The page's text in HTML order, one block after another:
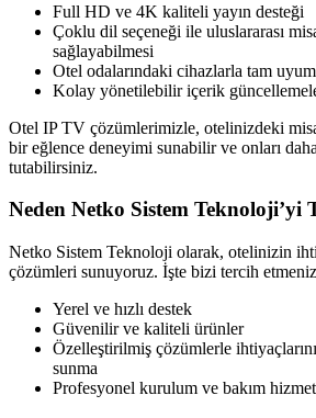
Full HD ve 4K kaliteli yayın desteği
Çoklu dil seçeneği ile uluslararası
sağlayabilmesi
Otel odalarındaki cihazlarla tam
Kolay yönetilebilir içerik
Otel IP TV çözümlerimizle, otelinizdeki
bir eğlence deneyimi sunabilir ve onları
tutabilirsiniz.
Neden Netko Sistem Teknoloji’yi
Netko Sistem Teknoloji olarak, otelinizin
çözümleri sunuyoruz. İşte bizi tercih
Yerel ve hızlı destek
Güvenilir ve kaliteli ürünler
Özelleştirilmiş çözümlerle
sunma
Profesyonel kurulum ve bakım